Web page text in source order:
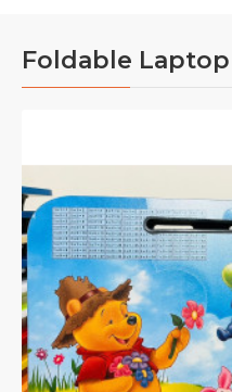
Foldable